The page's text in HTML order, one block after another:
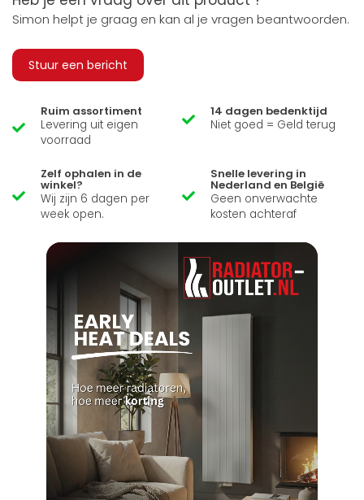
Simon helpt je graag en kan al je vragen beantwoorden.
Stuur een bericht
Ruim assortiment
Levering uit eigen
voorraad
14 dagen bedenktijd
Niet goed = Geld terug
Zelf ophalen in de
winkel?
Wij zijn 6 dagen per
week open.
Snelle levering in
Nederland en België
Geen onverwachte
kosten achteraf